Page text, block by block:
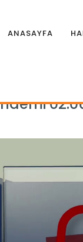
ANASAYFA